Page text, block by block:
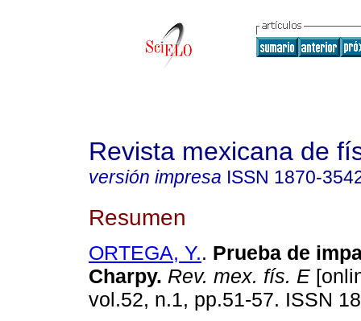
Revista mexicana de
versión impresa ISSN 1870-
Resumen
ORTEGA, Y.. Prueba de
Charpy. Rev. mex. fís. E
vol.52, n.1, pp.51-57. ISSN